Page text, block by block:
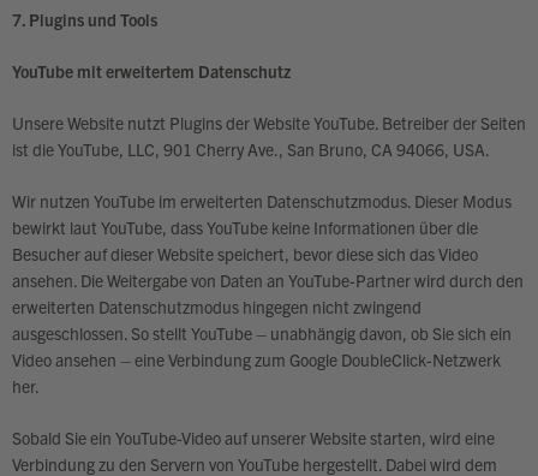
7. Plugins und Tools
YouTube mit erweitertem Datenschutz
Unsere Website nutzt Plugins der Website YouTube. Betreiber der Seiten
ist die YouTube, LLC, 901 Cherry Ave., San Bruno, CA 94066, USA.
Wir nutzen YouTube im erweiterten Datenschutzmodus. Dieser Modus
bewirkt laut YouTube, dass YouTube keine Informationen über die
Besucher auf dieser Website speichert, bevor diese sich das Video
ansehen. Die Weitergabe von Daten an YouTube-Partner wird durch den
erweiterten Datenschutzmodus hingegen nicht zwingend
ausgeschlossen. So stellt YouTube – unabhängig davon, ob Sie sich ein
Video ansehen – eine Verbindung zum Google DoubleClick-Netzwerk
her.
Sobald Sie ein YouTube-Video auf unserer Website starten, wird eine
Verbindung zu den Servern von YouTube hergestellt. Dabei wird dem